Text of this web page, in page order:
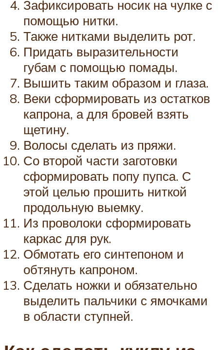
Зафиксировать носик на чулке с
помощью нитки.
Также нитками выделить рот.
Придать выразительности
губам с помощью помады.
Вышить таким образом и глаза.
Веки сформировать из остатков
капрона, а для бровей взять
щетину.
Волосы сделать из пряжи.
Со второй части заготовки
сформировать попу пупса. С
этой целью прошить ниткой
продольную выемку.
Из проволоки сформировать
каркас для рук.
Обмотать его синтепоном и
обтянуть капроном.
Сделать ножки и обязательно
выделить пальчики с ямочками
в области ступней.